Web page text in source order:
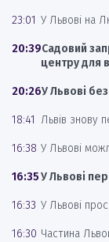
23:01 У Львові на
20:39Садовий
центру для
20:26У Львові
18:41 Львів знову
16:38 У Львові
16:35У Львові
16:33 У Львові
16:30 Частина